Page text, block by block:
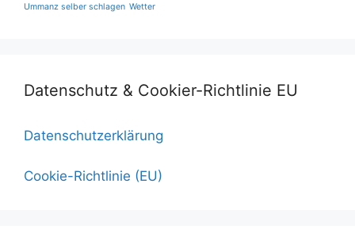
Ummanz selber schlagen Wetter
Datenschutz & Cookier-Richtlinie EU
Datenschutzerklärung
Cookie-Richtlinie (EU)